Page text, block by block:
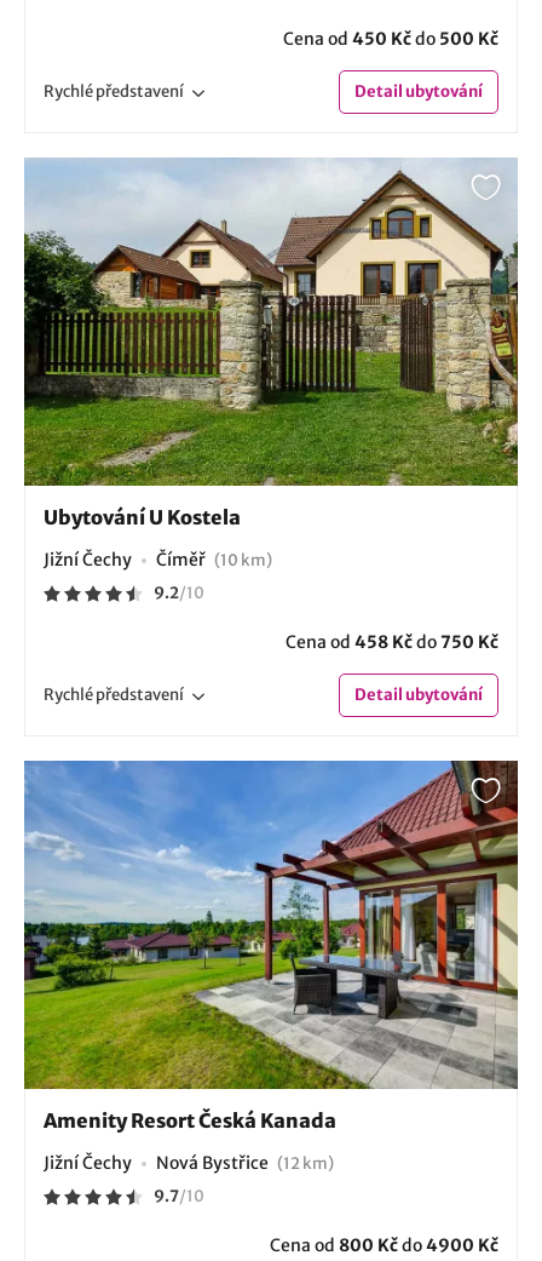
Cena od 450 Kčdo 500 Kč
Rychlépředstavení Detailubytování
Ubytování U Kostela
Jižní Čechy Číměř (10 km)
9.2/10
Cena od 458 Kčdo750 Kč
Rychlépředstavení Detailubytování
Amenity Resort Česká Kanada
Jižní Čechy Nová Bystřice (12 km)
9.7/10
Cena od 800 Kčdo4900 Kč